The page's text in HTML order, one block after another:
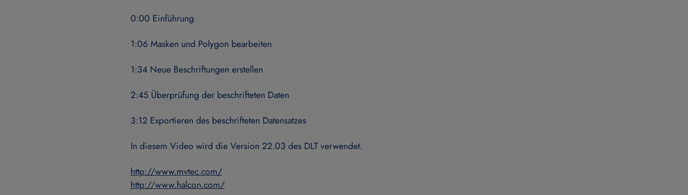
0:00 Einführung
1:06 Masken und Polygon bearbeiten
1:34 Neue Beschriftungen erstellen
2:45 Überprüfung der beschrifteten Daten
3:12 Exportieren des beschrifteten Datensatzes
In diesem Video wird die Version 22.03 des DLT verwendet.
http://www.mvtec.com/
http://www.halcon.com/